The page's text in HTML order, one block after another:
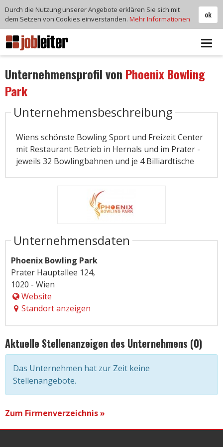
Unternehmensprofil von Phoenix Bowling
Park
Unternehmensbeschreibung
Wiens schönste Bowling Sport und Freizeit Center
mit Restaurant Betrieb in Hernals und im Prater -
jeweils 32 Bowlingbahnen und je 4 Billiardtische
Unternehmensdaten
Phoenix Bowling Park
Prater Hauptallee 124,
1020 - Wien
Website
Standort anzeigen
Aktuelle Stellenanzeigen des Unternehmens (0)
Das Unternehmen hat zur Zeit keine
Stellenangebote.
Zum Firmenverzeichnis »
ok
Durch die Nutzung unserer Angebote erklären Sie sich mit
dem Setzen von Cookies einverstanden. Mehr Informationen